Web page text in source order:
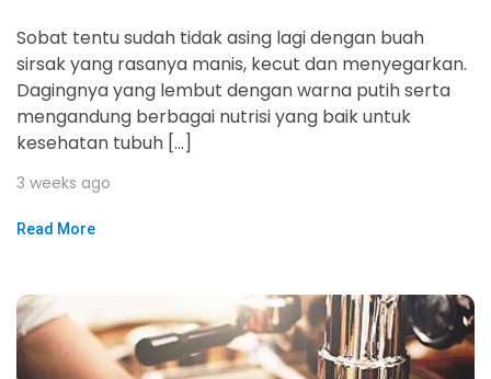
Sobat tentu sudah tidak asing lagi dengan buah
sirsak yang rasanya manis, kecut dan menyegarkan.
Dagingnya yang lembut dengan warna putih serta
mengandung berbagai nutrisi yang baik untuk
kesehatan tubuh […]
3 weeks ago
Read More